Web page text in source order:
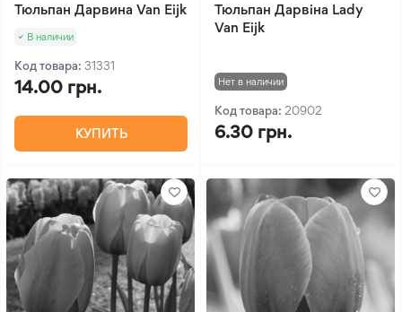
Тюльпан Дарвина Van Eijk
В наличии
Код товара: 31331
14.00 грн.
КУПИТЬ
Тюльпан Дарвіна Lady
Van Eijk
Нет в наличии
Код товара: 20902
6.30 грн.